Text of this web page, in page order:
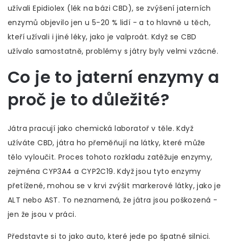
užívali Epidiolex (lék na bázi CBD), se zvýšení jaterních
enzymů objevilo jen u 5-20 % lidí - a to hlavně u těch,
kteří užívali i jiné léky, jako je valproát. Když se CBD
užívalo samostatně, problémy s játry byly velmi vzácné.
Co je to jaterní enzymy a
proč je to důležité?
Játra pracují jako chemická laboratoř v těle. Když
užíváte CBD, játra ho přeměňují na látky, které může
tělo vyloučit. Proces tohoto rozkladu zatěžuje enzymy,
zejména CYP3A4 a CYP2C19. Když jsou tyto enzymy
přetížené, mohou se v krvi zvýšit markerové látky, jako je
ALT nebo AST. To neznamená, že játra jsou poškozená -
jen že jsou v práci.
Představte si to jako auto, které jede po špatné silnici.